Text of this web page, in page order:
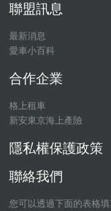
聯盟訊息
最新消息
愛車小百科
合作企業
格上租車
新安東京海上產險
隱私權保護政策
聯絡我們
您可以透過下面的表格